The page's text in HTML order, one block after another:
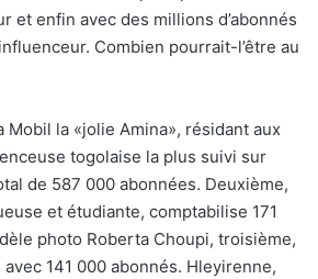
et enfin avec des millions d’abonnés
Combien pourrait-l’être au
Mobil la «jolie Amina», résidant aux
togolaise la plus suivi sur
de 587 000 abonnées. Deuxième,
et étudiante, comptabilise 171
photo Roberta Choupi, troisième,
avec 141 000 abonnés. Hleyirenne,